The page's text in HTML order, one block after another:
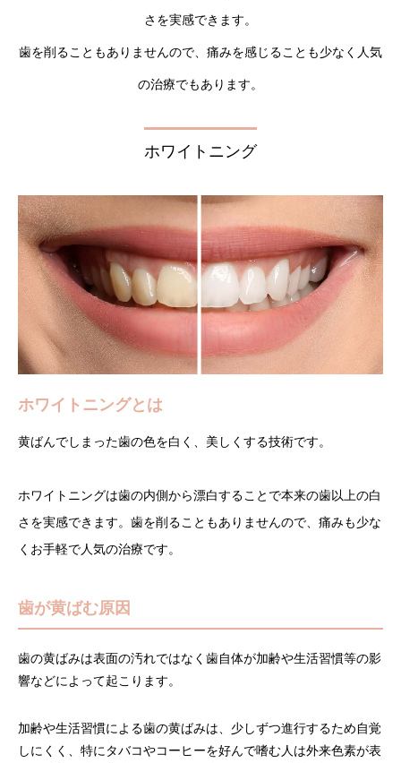
さを実感できます。
歯を削ることもありませんので、痛みを感じることも少なく人気
の治療でもあります。
ホワイトニング
ホワイトニングとは
黄ばんでしまった歯の色を白く、美しくする技術です。
ホワイトニングは歯の内側から漂白することで本来の歯以上の白
さを実感できます。歯を削ることもありませんので、痛みも少な
くお手軽で人気の治療です。
歯が黄ばむ原因
歯の黄ばみは表面の汚れではなく歯自体が加齢や生活習慣等の影
響などによって起こります。
加齢や生活習慣による歯の黄ばみは、少しずつ進行するため自覚
しにくく、特にタバコやコーヒーを好んで嗜む人は外来色素が表